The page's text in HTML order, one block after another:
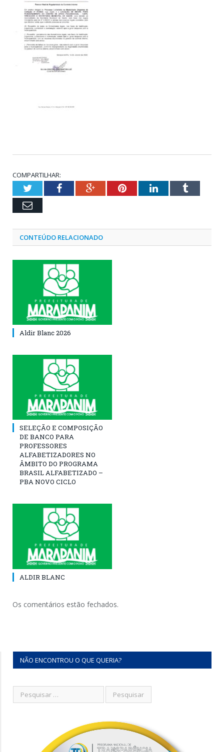
COMPARTILHAR:
TwitterFacebookGoogle+PinterestLinkedInTumblr
Email
CONTEÚDO RELACIONADO
Aldir Blanc 2026
SELEÇÃO E COMPOSIÇÃO
DE BANCO PARA
PROFESSORES
ALFABETIZADORES NO
ÂMBITO DO PROGRAMA
BRASIL ALFABETIZADO –
PBA NOVO CICLO
ALDIR BLANC
Os comentários estão fechados.
NÃO ENCONTROU O QUE QUERIA?